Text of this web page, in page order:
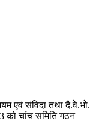
एवं संविदा तथा दै.वे.भो.
को चांच समिति गठन